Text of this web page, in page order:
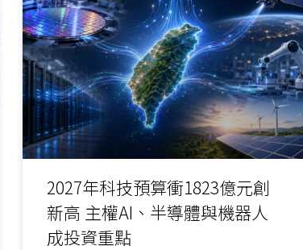
2027年科技預算衝1823億元創
新高 主權AI、半導體與機器人
成投資重點